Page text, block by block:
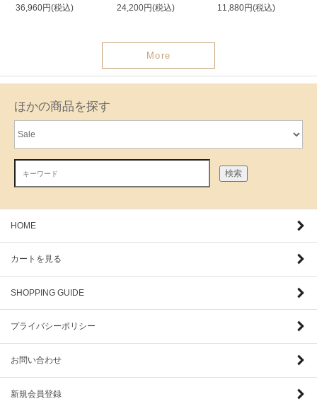
36,960円(税込)
24,200円(税込)
11,880円(税込)
More
ほかの商品を探す
検索
HOME
カートを見る
SHOPPING GUIDE
プライバシーポリシー
お問い合わせ
新規会員登録